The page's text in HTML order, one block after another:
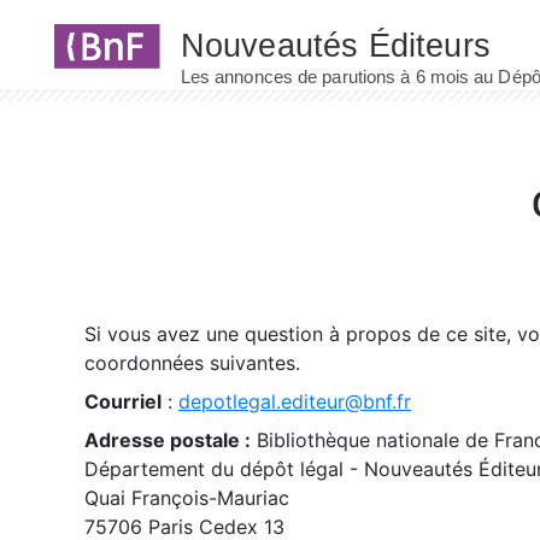
Si vous avez une question à propos de ce site,
coordonnées suivantes.
Courriel : depotlegal.editeur@bnf.fr
Adresse postale : Bibliothèque nationale de
Département du dépôt légal - Nouveautés
Quai François-Mauriac
75706 Paris Cedex 13